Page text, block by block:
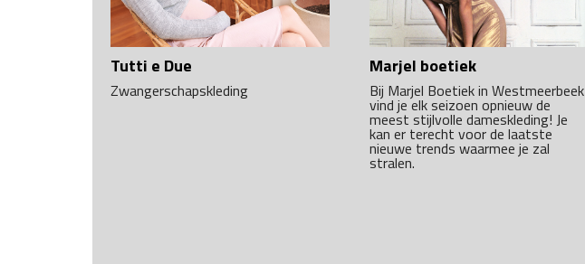
Tutti e Due
Zwangerschapskleding
Marjel boetiek
Bij Marjel Boetiek in Westmeerbeek
vind je elk seizoen opnieuw de
meest stijlvolle dameskleding! Je
kan er terecht voor de laatste
nieuwe trends waarmee je zal
stralen.